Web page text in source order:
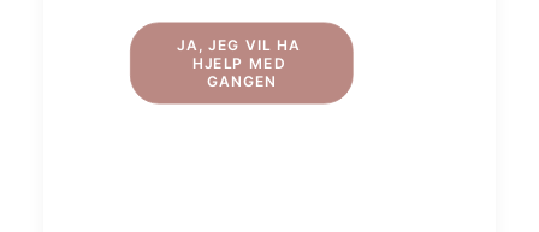
JA, JEG VIL HA
HJELP MED
GANGEN